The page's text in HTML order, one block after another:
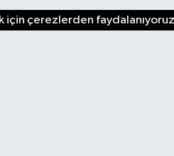
için çerezlerden